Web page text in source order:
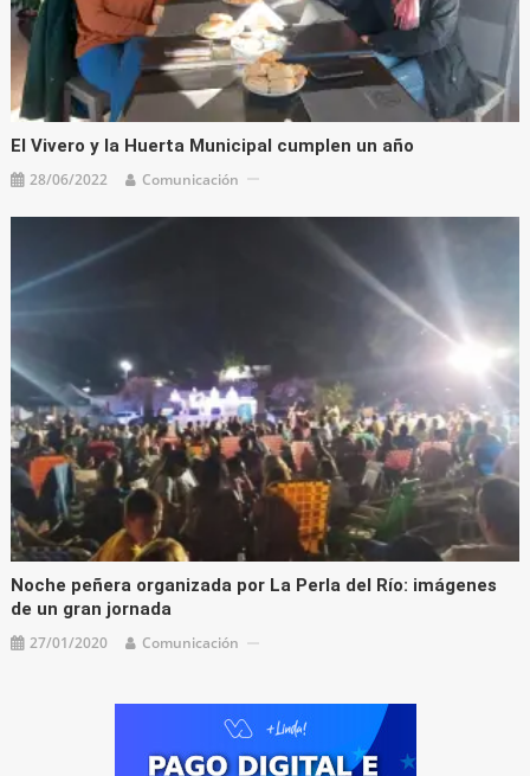
El Vivero y la Huerta Municipal cumplen un año
28/06/2022 Comunicación
Noche peñera organizada por La Perla del Río: imágenes
de un gran jornada
27/01/2020 Comunicación